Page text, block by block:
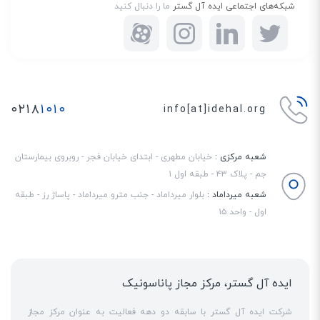
شبکه‌های اجتماعی ایده آل گسترما را دنبال کنید
info[at]idehal.org ۰۲۱۸۱۰۱۰
شعبه مرکزی : خیابان مطهری - ابتدای خیابان فجر - روبروی بیمارستان
جم - پلاک ۴۳ - طبقه اول ۱
شعبه میرداماد : بلوار میرداماد - جنب مترو میرداماد - پاساژ رز - طبقه
اول - واحد ۱۵
ایده آل گستر، مرکز مجاز پاناسونیک
شرکت ایده آل گستر با سابقه دو دهه فعالیت به عنوان مرکز مجاز